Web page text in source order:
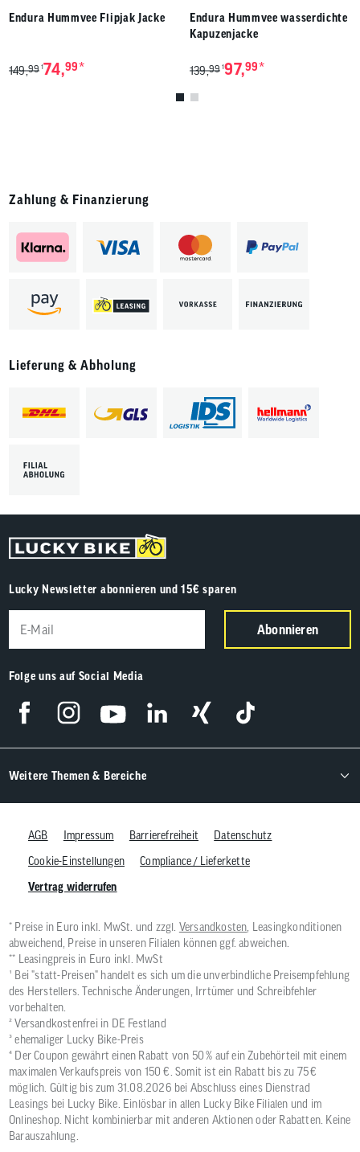
Endura Hummvee Flipjak Jacke
149,99 174,99*
Endura Hummvee wasserdichte
Kapuzenjacke
139,99 197,99*
Zahlung & Finanzierung
Lieferung & Abholung
Lucky Newsletter abonnieren und 15€ sparen
Abonnieren
Folge uns auf Social Media
Weitere Themen & Bereiche
AGB Impressum Barrierefreiheit
Datenschutz
Cookie-Einstellungen
Compliance / Lieferkette
Vertrag widerrufen
* Preise in Euro inkl. MwSt. und zzgl. Versandkosten, Leasingkonditionen
abweichend, Preise in unseren Filialen können ggf. abweichen.
** Leasingpreis in Euro inkl. MwSt
¹ Bei "statt-Preisen" handelt es sich um die unverbindliche Preisempfehlung
des Herstellers. Technische Änderungen, Irrtümer und Schreibfehler
vorbehalten.
² Versandkostenfrei in DE Festland
³ ehemaliger Lucky Bike-Preis
⁴ Der Coupon gewährt einen Rabatt von 50 % auf ein Zubehörteil mit einem
maximalen Verkaufspreis von 150 €. Somit ist ein Rabatt bis zu 75 €
möglich. Gültig bis zum 31.08.2026 bei Abschluss eines Dienstrad
Leasings bei Lucky Bike. Einlösbar in allen Lucky Bike Filialen und im
Onlineshop. Nicht kombinierbar mit anderen Aktionen oder Rabatten. Keine
Barauszahlung.